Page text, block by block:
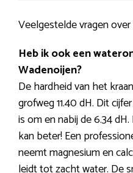
Veelgestelde vragen
Heb ik ook een
Wadenoijen?
De hardheid van het
grofweg 11.40 dH. Dit
is om en nabij de 6.34
kan beter! Een
neemt magnesium en